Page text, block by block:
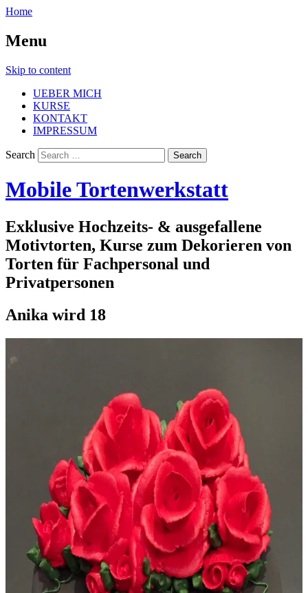
Home
Menu
Skip to content
UEBER MICH
KURSE
KONTAKT
IMPRESSUM
Search
Mobile Tortenwerkstatt
Exklusive Hochzeits- & ausgefallene
Motivtorten, Kurse zum Dekorieren von
Torten für Fachpersonal und
Privatpersonen
Anika wird 18